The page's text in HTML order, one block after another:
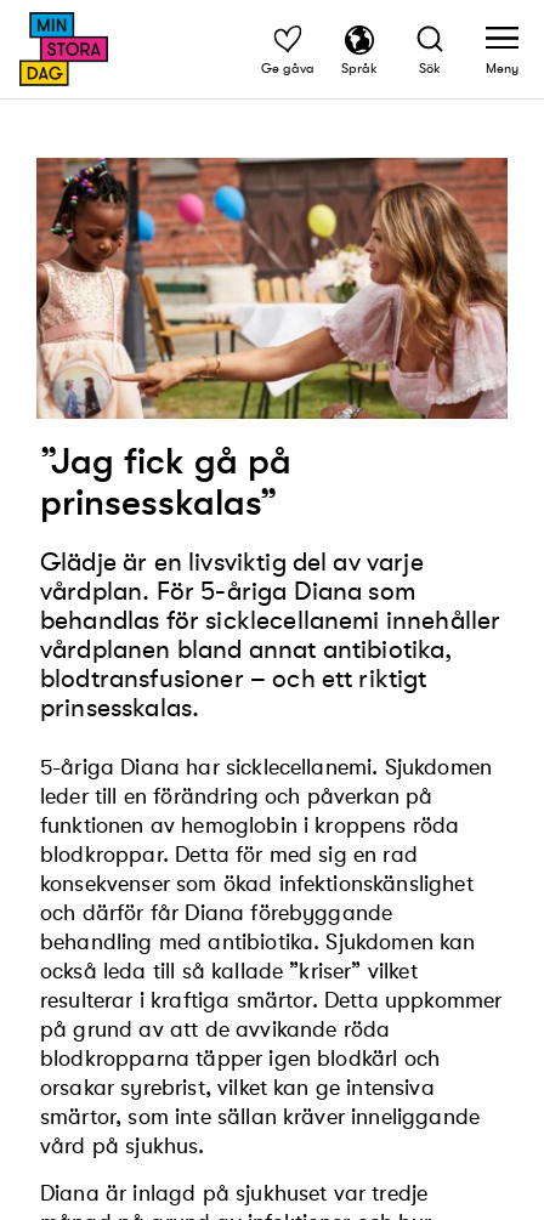
Ge gåva Språk Sök Meny
”Jag fick gå på
prinsesskalas”
Glädje är en livsviktig del av varje
vårdplan. För 5-åriga Diana som
behandlas för sicklecellanemi innehåller
vårdplanen bland annat antibiotika,
blodtransfusioner – och ett riktigt
prinsesskalas.
5-åriga Diana har sicklecellanemi. Sjukdomen
leder till en förändring och påverkan på
funktionen av hemoglobin i kroppens röda
blodkroppar. Detta för med sig en rad
konsekvenser som ökad infektionskänslighet
och därför får Diana förebyggande
behandling med antibiotika. Sjukdomen kan
också leda till så kallade ”kriser” vilket
resulterar i kraftiga smärtor. Detta uppkommer
på grund av att de avvikande röda
blodkropparna täpper igen blodkärl och
orsakar syrebrist, vilket kan ge intensiva
smärtor, som inte sällan kräver inneliggande
vård på sjukhus.
Diana är inlagd på sjukhuset var tredje